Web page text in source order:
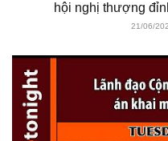
hội nghị thượng
21/06/